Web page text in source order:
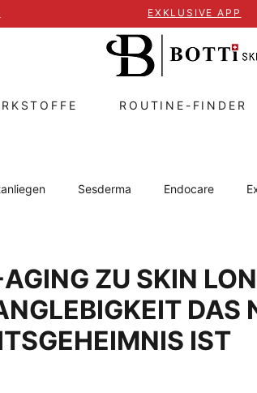
EXKLUSIVE APP
ROUTINE-FINDER
Sesderma Endocare
Skincare
ZU SKIN
DAS
IST
bewertet.